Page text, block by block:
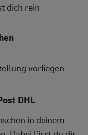
dich rein
vorliegen
DHL
in deinem